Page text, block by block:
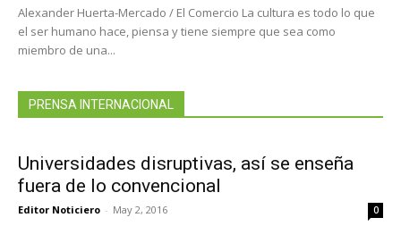
Alexander Huerta-Mercado / El Comercio La cultura es todo lo que
el ser humano hace, piensa y tiene siempre que sea como
miembro de una...
PRENSA INTERNACIONAL
Universidades disruptivas, así se enseña
fuera de lo convencional
Editor Noticiero - May 2, 2016 0